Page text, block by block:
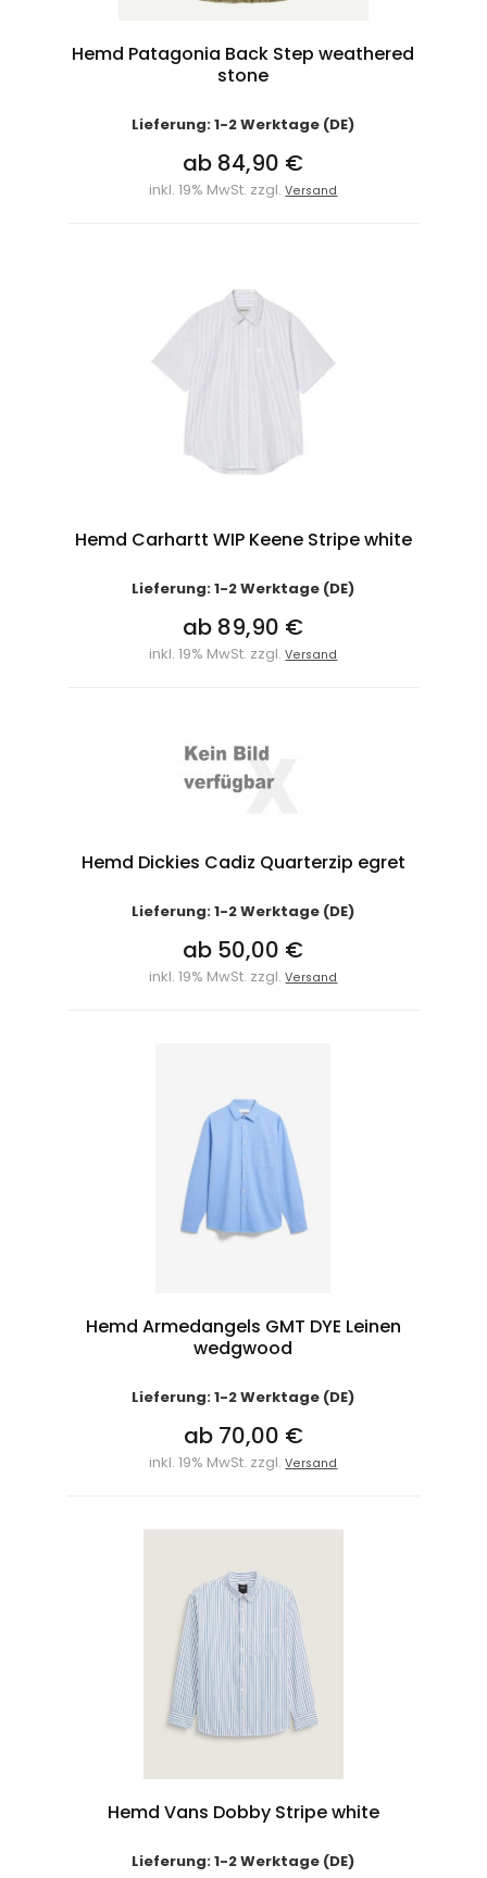
Hemd Patagonia Back Step weathered
stone
Lieferung: 1-2 Werktage (DE)
ab 84,90 €
inkl. 19% MwSt. zzgl.Versand
Hemd Carhartt WIP Keene Stripe white
Lieferung: 1-2 Werktage (DE)
ab 89,90 €
inkl. 19% MwSt. zzgl.Versand
Hemd Dickies Cadiz Quarterzip egret
Lieferung: 1-2 Werktage (DE)
ab 50,00 €
inkl. 19% MwSt. zzgl.Versand
Hemd Armedangels GMT DYE Leinen
wedgwood
Lieferung: 1-2 Werktage (DE)
ab 70,00 €
inkl. 19% MwSt. zzgl.Versand
Hemd Vans Dobby Stripe white
Lieferung: 1-2 Werktage (DE)